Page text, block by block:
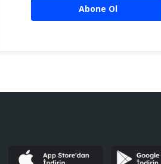
Abone Ol